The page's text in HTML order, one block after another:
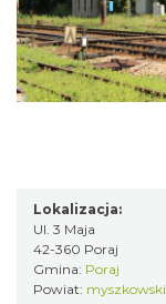
Lokalizacja:
Ul. 3 Maja
42-360 Poraj
Gmina: Poraj
Powiat: myszkowski